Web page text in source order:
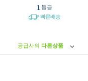
1 등급
빠른배송
공급사의 다른상품